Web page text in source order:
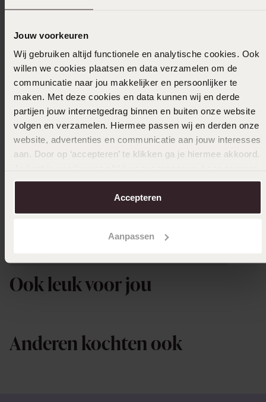
Jouw voorkeuren
Wij gebruiken altijd functionele en analytische cookies. Ook
willen we cookies plaatsen en data verzamelen om de
communicatie naar jou makkelijker en persoonlijker te
maken. Met deze cookies en data kunnen wij en derde
partijen jouw internetgedrag binnen en buiten onze website
volgen en verzamelen. Hiermee passen wij en derden onze
website, advertenties en communicatie aan jouw interesses
aan. Door op ‘accepteren’ te klikken ga je hiermee akkoord.
over in onscookiebeleid.
Accepteren
Aanpassen
Goede prijs kwaliteit verhouding.
12-12-2023 - Jan d.
Als cadeau voor mijn vrouw
08-05-2023 - W D.
Het is precies wat ik had verwacht
Toon meer
Ook leuk voor jou
Anderen kochten ook